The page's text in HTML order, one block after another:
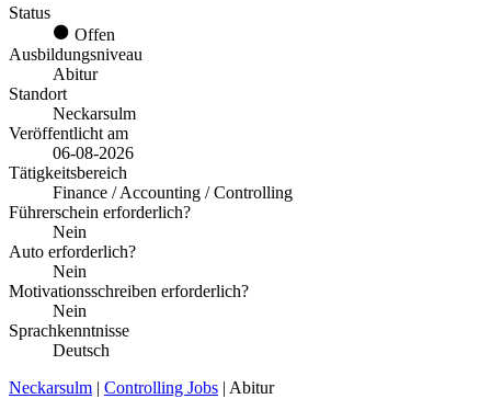
Status
Offen
Ausbildungsniveau
Abitur
Standort
Neckarsulm
Veröffentlicht am
06-08-2026
Tätigkeitsbereich
Finance / Accounting / Controlling
Führerschein erforderlich?
Nein
Auto erforderlich?
Nein
Motivationsschreiben erforderlich?
Nein
Sprachkenntnisse
Deutsch
Neckarsulm | Controlling Jobs | Abitur